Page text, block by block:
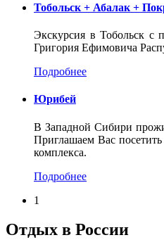
Тобольск + Абалак +
Экскурсия в Тобольск с
Григория Ефимовича
Подробнее
Юрибей
В Западной Сибири
Приглашаем Вас
комплекса.
Подробнее
1
Отдых в России